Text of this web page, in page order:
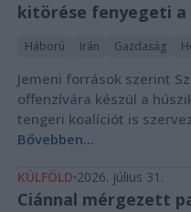
kitörése fenyegeti a
Háború Irán Gazdaság
Jemeni források szerint
offenzívára készül a
tengeri koalíciót is
Bővebben...
KÜLFÖLD 2026. július 31.
Ciánnal mérgezett